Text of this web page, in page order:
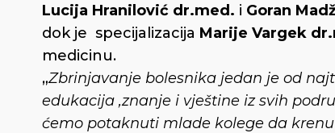
Lucija Hranilović dr.med. i Goran
dok je specijalizacija Marije Vargek
medicinu.
„Zbrinjavanje bolesnika jedan je od
edukacija ,znanje i vještine iz svih
ćemo potaknuti mlade kolege da